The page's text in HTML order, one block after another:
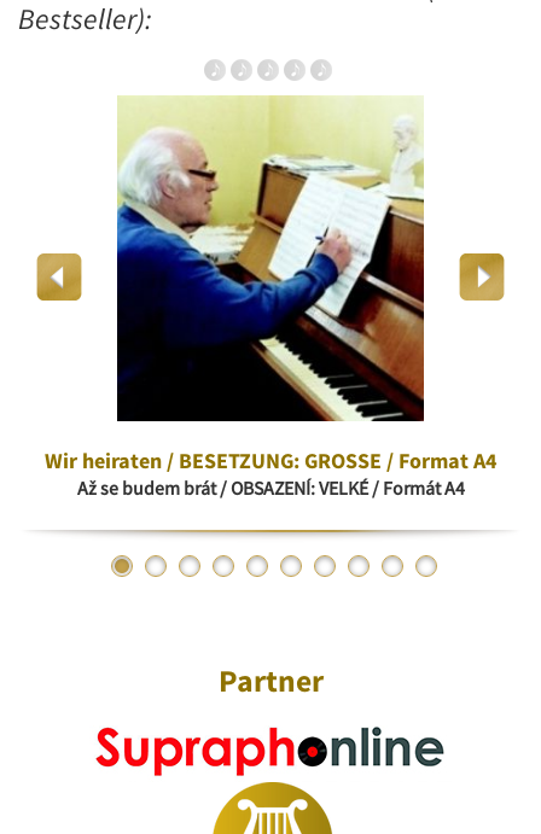
Bestseller):
Wir heiraten / BESETZUNG: GROSSE / Format A4
Až se budem brát / OBSAZENÍ: VELKÉ / Formát A4
Partner